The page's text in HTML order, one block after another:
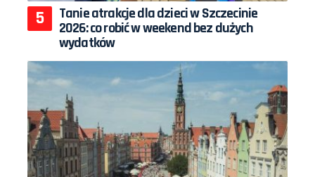
Tanie atrakcje dla dzieci w Szczecinie
2026: co robić w weekend bez dużych
wydatków